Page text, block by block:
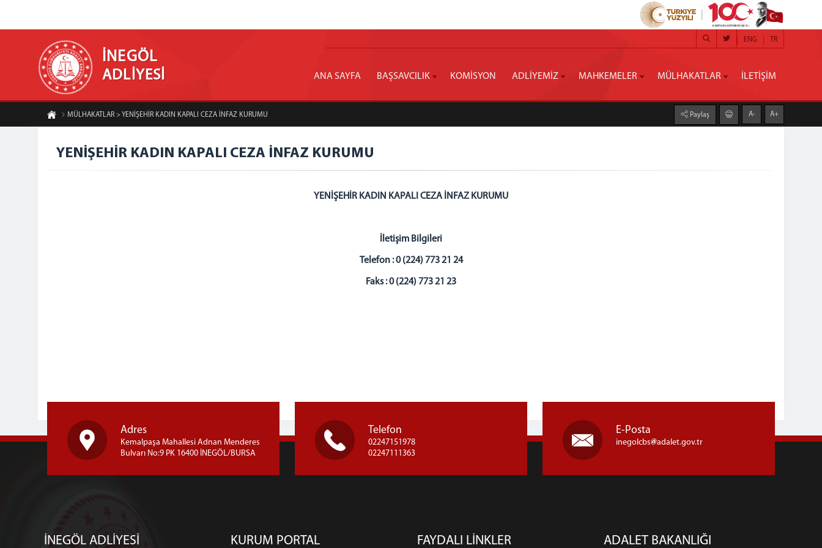
İNEGÖL
ADLİYESİ
TR
ENG
ANA SAYFA BAŞSAVCILIK KOMİSYON ADLİYEMİZ MAHKEMELER MÜLHAKATLAR İLETİŞİM
MÜLHAKATLAR > YENİŞEHİR KADIN KAPALI CEZA İNFAZ KURUMU Paylaş A- A+
YENİŞEHİR KADIN KAPALI CEZA İNFAZ KURUMU
YENİŞEHİR KADIN KAPALI CEZA İNFAZ KURUMU
İletişim Bilgileri
Telefon : 0 (224) 773 21 24
Faks : 0 (224) 773 21 23
Adres
Kemalpaşa Mahallesi Adnan Menderes
Bulvarı No:9 PK 16400 İNEGÖL/BURSA
Telefon
02247151978
02247111363
E-Posta
inegolcbs adalet.gov.tr
İNEGÖL ADLİYESİ KURUM PORTAL FAYDALI LİNKLER ADALET BAKANLIĞI